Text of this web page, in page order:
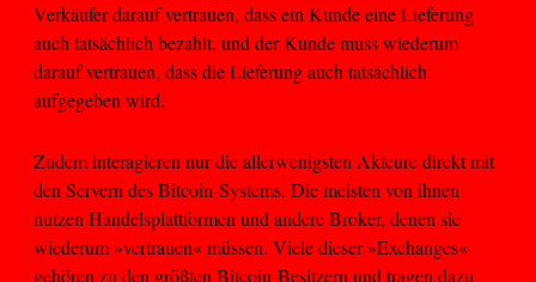
Verkäufer darauf vertrauen, dass ein Kunde eine Lieferung
auch tatsächlich bezahlt, und der Kunde muss wiederum
darauf vertrauen, dass die Lieferung auch tatsächlich
aufgegeben wird.
Zudem interagieren nur die allerwenigsten Akteure direkt mit
den Servern des Bitcoin-Systems. Die meisten von ihnen
nutzen Handelsplattformen und andere Broker, denen sie
wiederum »vertrauen« müssen. Viele dieser »Exchanges«
gehören zu den größten Bitcoin-Besitzern und tragen dazu